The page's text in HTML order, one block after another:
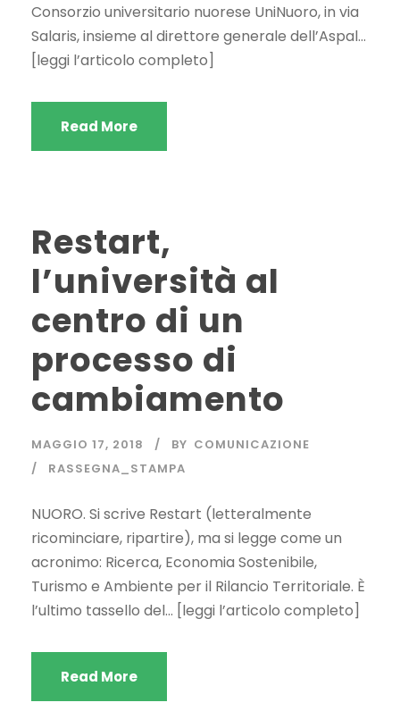
Consorzio universitario nuorese UniNuoro, in via
Salaris, insieme al direttore generale dell’Aspal…
[leggi l’articolo completo]
Read More
Restart,
l’università al
centro di un
processo di
cambiamento
MAGGIO 17, 2018 BY COMUNICAZIONE
RASSEGNA_STAMPA
NUORO. Si scrive Restart (letteralmente
ricominciare, ripartire), ma si legge come un
acronimo: Ricerca, Economia Sostenibile,
Turismo e Ambiente per il Rilancio Territoriale. È
l’ultimo tassello del… [leggi l’articolo completo]
Read More